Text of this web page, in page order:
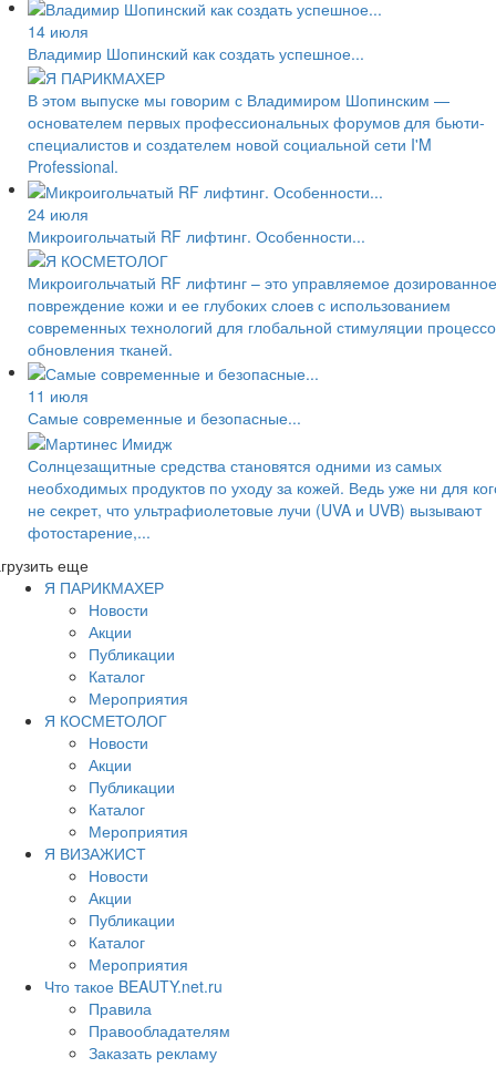
14 июля
Владимир Шопинский как создать успешное...
В этом выпуске мы говорим с Владимиром Шопинским —
основателем первых профессиональных форумов для бьюти-
специалистов и создателем новой социальной сети I'M
Professional.
24 июля
Микроигольчатый RF лифтинг. Особенности...
Микроигольчатый RF лифтинг – это управляемое дозированное
повреждение кожи и ее глубоких слоев с использованием
современных технологий для глобальной стимуляции
обновления тканей.
11 июля
Самые современные и безопасные...
Солнцезащитные средства становятся одними из самых
необходимых продуктов по уходу за кожей. Ведь уже ни для
не секрет, что ультрафиолетовые лучи (UVA и UVB) вызывают
фотостарение,...
еще
Я ПАРИКМАХЕР
Новости
Акции
Публикации
Каталог
Мероприятия
Я КОСМЕТОЛОГ
Новости
Акции
Публикации
Каталог
Мероприятия
Я ВИЗАЖИСТ
Новости
Акции
Публикации
Каталог
Мероприятия
Что такое BEAUTY.net.ru
Правила
Правообладателям
Заказать рекламу